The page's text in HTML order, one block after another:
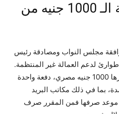
موعد صرف منحة الـ 1000 جنيه من
مجلس النواب ومصادقة رئيس
لدعم العمالة غير المنتظمة.
وسيتم صرف هذه المنحة وقدرها 1000 جنيه مصري، دفعة واحدة
بما في ذلك مكاتب البريد
موعد صرفها فمن المقرر صرف